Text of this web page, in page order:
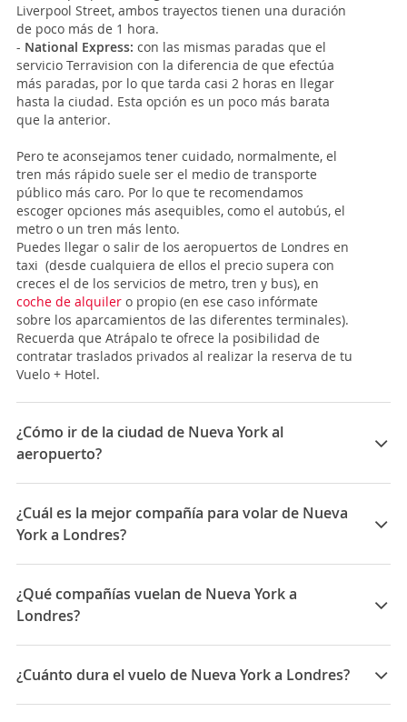
Liverpool Street, ambos trayectos tienen una duración
de poco más de 1 hora.
- National Express: con las mismas paradas que el
servicio Terravision con la diferencia de que efectúa
más paradas, por lo que tarda casi 2 horas en llegar
hasta la ciudad. Esta opción es un poco más barata
que la anterior.
Pero te aconsejamos tener cuidado, normalmente, el
tren más rápido suele ser el medio de transporte
público más caro. Por lo que te recomendamos
escoger opciones más asequibles, como el autobús, el
metro o un tren más lento.
Puedes llegar o salir de los aeropuertos de Londres en
taxi (desde cualquiera de ellos el precio supera con
creces el de los servicios de metro, tren y bus), en
coche de alquiler o propio (en ese caso infórmate
sobre los aparcamientos de las diferentes terminales).
Recuerda que Atrápalo te ofrece la posibilidad de
contratar traslados privados al realizar la reserva de tu
Vuelo + Hotel.
¿Cómo ir de la ciudad de Nueva York al
aeropuerto?
La ciudad deNueva Yorkse nutre principalmente de 3
aeropuertos:
El más importe es elAeropuerto Internacional John F.
Kennedy (JFK)localizado en Queens, al sureste de la
aeropuerto - provisto de varias terminales- es que
existe un servicio que conecta a todas las terminales
-ElAirTrain JFKes un servicio de tren que enlaza todas
las terminales entre ellas, además de a 2 estaciones
demetro de Nueva York , desde la que hacer
transbordo hasta el centro.
¿Cuál es la mejor compañía para volar de Nueva
York a Londres?
Las mejores compañías para viajar entre Nueva York y
Londres son: Norwegian UK, Delta
¿Qué compañías vuelan de Nueva York a
Londres?
Las compañías que vuelan de Nueva York a Londres
son: Norwegian Air, Norwegian UK, American Airlines,
TAP Portugal, Jetblue
¿Cuánto dura el vuelo de Nueva York a Londres?
La duración media para viajar entre Nueva York y